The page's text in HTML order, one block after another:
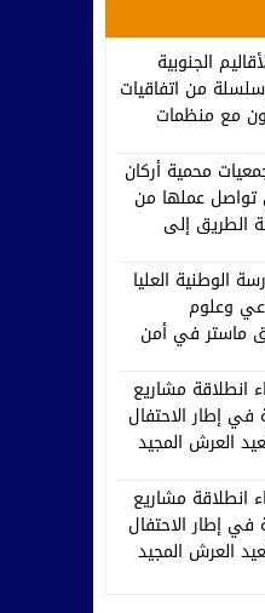
الجنوبية
من اتفاقيات
مع منظمات
محمية أركان
تواصل عملها من
الطريق إلى
الوطنية العليا
وعلوم
ماستر في أمن
انطلاقة مشاريع
إطار الاحتفال
انطلاقة مشاريع
إطار الاحتفال